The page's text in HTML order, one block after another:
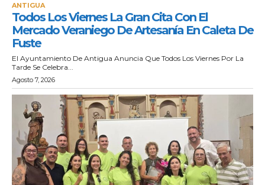
ANTIGUA
Todos Los Viernes La Gran Cita Con El
Mercado Veraniego De Artesanía En Caleta De
Fuste
El Ayuntamiento De Antigua Anuncia Que Todos Los Viernes Por La
Tarde Se Celebra...
Agosto 7, 2026